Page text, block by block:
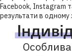
Facebook, Instagram
результати в одному